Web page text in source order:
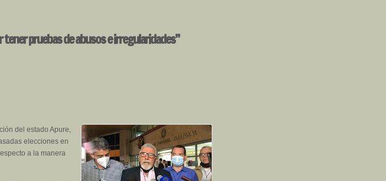
tener pruebas de abusos e irregularidades”
del estado Apure,
elecciones en
a la manera